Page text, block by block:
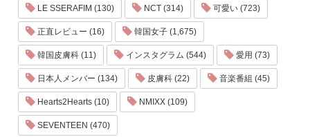
LE SSERAFIM (130) NCT (314) 可愛い (723)
正直レビュー (16) 韓国女子 (1,675)
韓国皮膚科 (11) インスタグラム (544) 愛用 (73)
日本人メンバー (134) 皮膚科 (22) 音楽番組 (45)
Hearts2Hearts (10) NMIXX (109)
SEVENTEEN (470)